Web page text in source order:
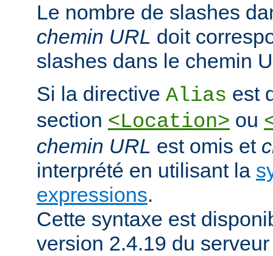
Le nombre de slashes
chemin URL doit
slashes dans le chemin
Si la directive Alias est
section <Location> ou
chemin URL est omis et
interprété en utilisant la
expressions.
Cette syntaxe est
version 2.4.19 du